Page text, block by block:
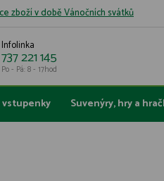
zboží v době Vánočních svátků
Infolinka
737 221 145
Po - Pá: 8 - 17hod
vstupenky Suvenýry, hry a